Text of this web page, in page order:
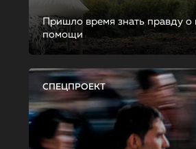
Пришло время знать правду о
помощи
СПЕЦПРОЕКТ